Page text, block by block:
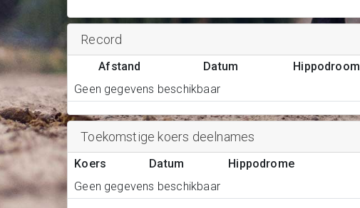
Record
Afstand Datum Hippodroom
Geen gegevens beschikbaar
Toekomstige koers deelnames
Koers Datum Hippodrome
Geen gegevens beschikbaar